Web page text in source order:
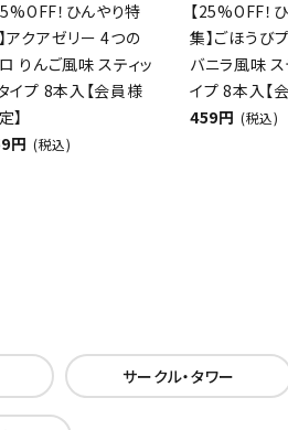
！ひんやり特
アクアゼリー 4つの
りんご風味 スティッ
イプ 8本入【会員様
】
円 (税込)
【25%OFF！
集】ごほうび
バニラ風味 ス
イプ 8本入【
459円 (税込)
サークル・タワー